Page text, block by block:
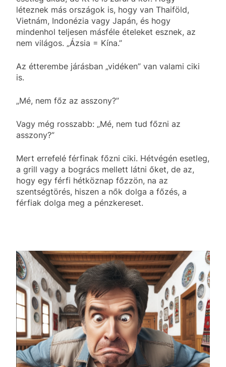
léteznek más országok is, hogy van Thaiföld,
Vietnám, Indonézia vagy Japán, és hogy
mindenhol teljesen másféle ételeket esznek, az
nem világos. „Ázsia = Kína.”
Az étterembe járásban „vidéken” van valami ciki
is.
„Mé, nem főz az asszony?”
Vagy még rosszabb: „Mé, nem tud főzni az
asszony?”
Mert errefelé férfinak főzni ciki. Hétvégén esetleg,
a grill vagy a bogrács mellett látni őket, de az,
hogy egy férfi hétköznap főzzön, na az
szentségtörés, hiszen a nők dolga a főzés, a
férfiak dolga meg a pénzkereset.